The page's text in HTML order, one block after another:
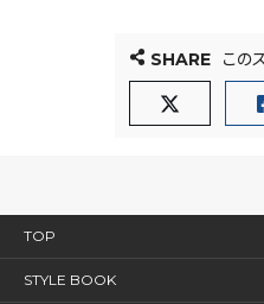
SHARE この
TOP
STYLE BOOK